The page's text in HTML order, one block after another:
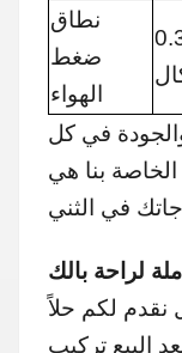
نطاق
ضغط
الهواء
في كل
الخاصة بنا هي
لراحة بالك
نقدم لكم حلاً
البيع تركيب